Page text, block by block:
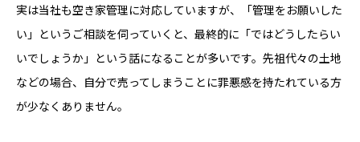
実は当社も空き家管理に対応していますが、「管理をお願いした
い」というご相談を伺っていくと、最終的に「ではどうしたらい
いでしょうか」という話になることが多いです。先祖代々の土地
などの場合、自分で売ってしまうことに罪悪感を持たれている方
が少なくありません。